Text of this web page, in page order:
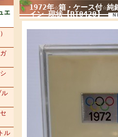
エ
ル
ル
1972年☆箱・ケース付☆純
イン 現状【RT0420】